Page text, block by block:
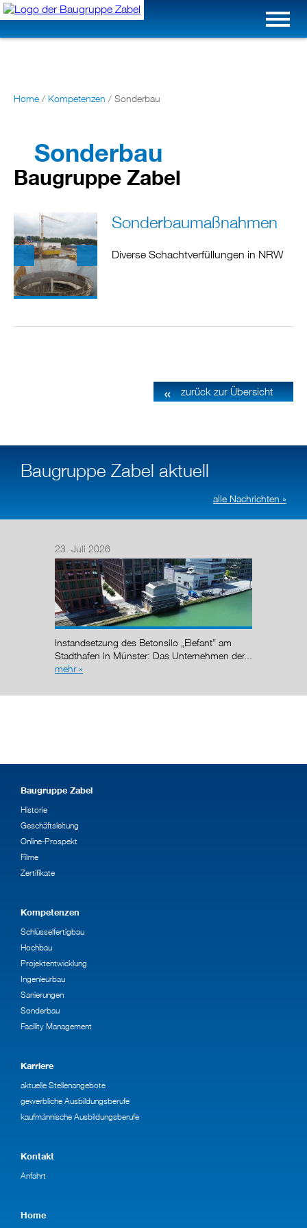
Home / Kompetenzen / Sonderbau
Sonderbau
Baugruppe Zabel
Sonderbaumaßnahmen
Diverse Schachtverfüllungen in NRW
zurück zur Übersicht
Baugruppe Zabel aktuell
alle Nachrichten »
23. Juli 2026
Instandsetzung des Betonsilo „Elefant“ am
Stadthafen in Münster: Das Unternehmen der...
mehr »
Baugruppe Zabel
Historie
Geschäftsleitung
Online-Prospekt
Filme
Zertifikate
Kompetenzen
Schlüsselfertigbau
Hochbau
Projektentwicklung
Ingenieurbau
Sanierungen
Sonderbau
Facility Management
Karriere
aktuelle Stellenangebote
gewerbliche Ausbildungsberufe
kaufmännische Ausbildungsberufe
Kontakt
Anfahrt
Home